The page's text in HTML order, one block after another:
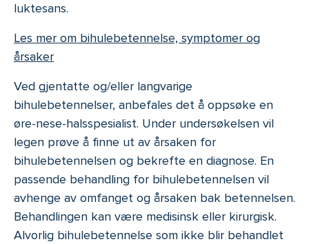
luktesans.
Les mer om bihulebetennelse, symptomer og
årsaker
Ved gjentatte og/eller langvarige
bihulebetennelser, anbefales det å oppsøke en
øre-nese-halsspesialist. Under undersøkelsen vil
legen prøve å finne ut av årsaken for
bihulebetennelsen og bekrefte en diagnose. En
passende behandling for bihulebetennelsen vil
avhenge av omfanget og årsaken bak betennelsen.
Behandlingen kan være medisinsk eller kirurgisk.
Alvorlig bihulebetennelse som ikke blir behandlet